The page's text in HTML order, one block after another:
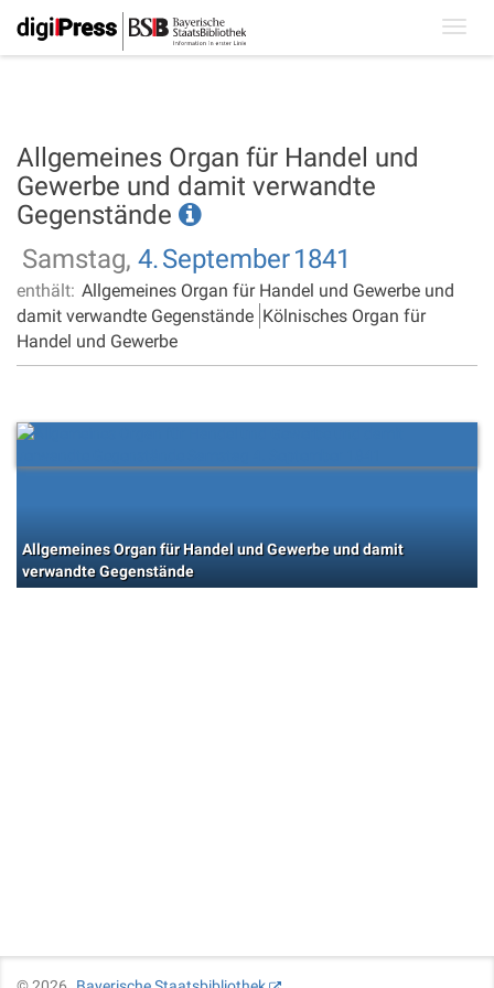
Allgemeines Organ für Handel und
Gewerbe und damit verwandte
Gegenstände
Samstag, 4.September1841
enthält: Allgemeines Organ für Handel und Gewerbe und
damit verwandte Gegenstände Kölnisches Organ für
Handel und Gewerbe
Allgemeines Organ für Handel und Gewerbe und damit
verwandte Gegenstände